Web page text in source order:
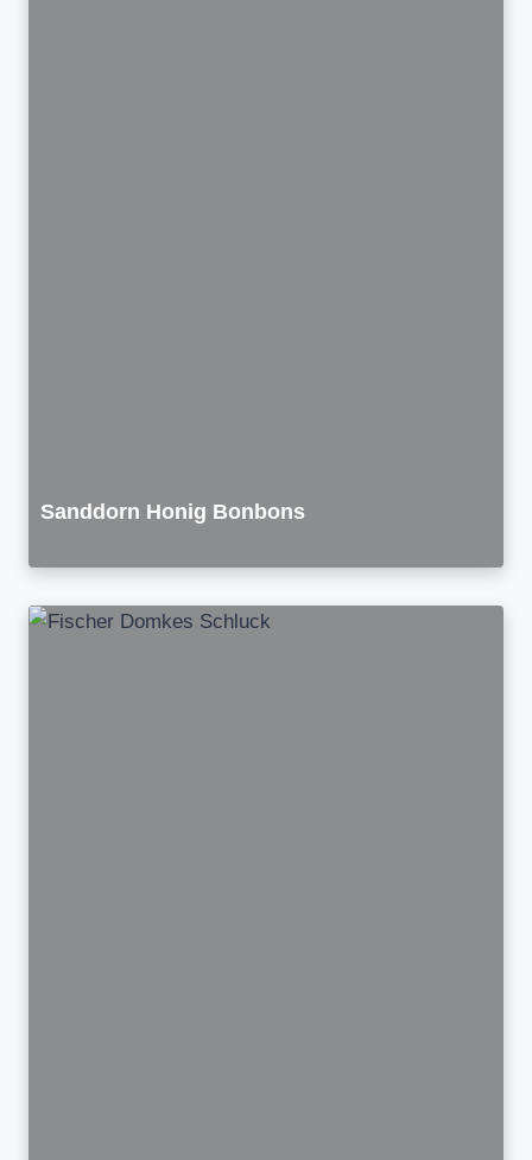
Sanddorn Honig Bonbons